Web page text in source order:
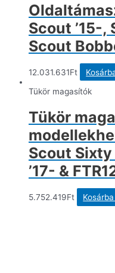
Scout ’15-,
Scout
12.031.631Ft
Tükör magasítók
Tükör
Scout Sixty
’17- &
5.752.419Ft